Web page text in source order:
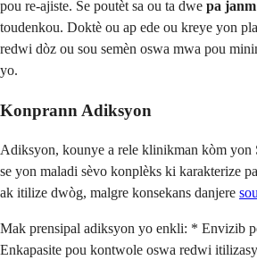
pou re-ajiste. Se poutèt sa ou ta dwe pa janm
toudenkou. Doktè ou ap ede ou kreye yon
redwi dòz ou sou semèn oswa mwa pou
yo.
Konprann Adiksyon
Adiksyon, kounye a rele klinikman kòm yon
se yon maladi sèvo konplèks ki karakterize
ak itilize dwòg, malgre konsekans danjere
Mak prensipal adiksyon yo enkli: * Envizib
Enkapasite pou kontwole oswa redwi